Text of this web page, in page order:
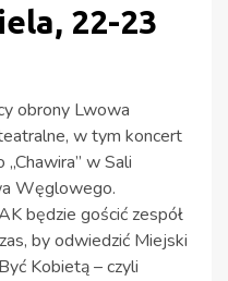
22-23
obrony Lwowa
w tym koncert
w Sali
Węglowego.
będzie gościć zespół
by odwiedzić Miejski
Kobietą – czyli